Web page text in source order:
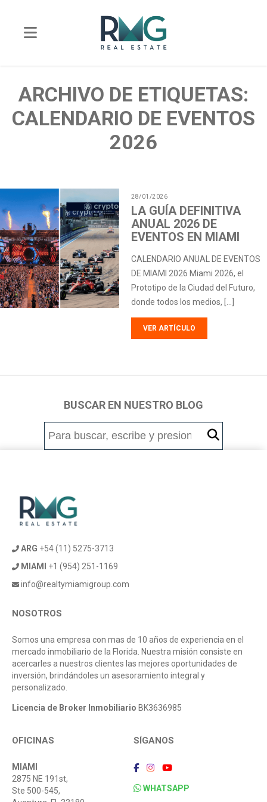
ARCHIVO DE ETIQUETAS:
CALENDARIO DE EVENTOS
2026
28/01/2026
LA GUÍA DEFINITIVA
ANUAL 2026 DE
EVENTOS EN MIAMI
CALENDARIO ANUAL DE EVENTOS
DE MIAMI 2026 Miami 2026, el
Prototipo de la Ciudad del Futuro,
donde todos los medios, […]
VER ARTÍCULO
BUSCAR EN NUESTRO BLOG
ARG +54 (11) 5275-3713
MIAMI
+1 (954) 251-1169
info@realtymiamigroup.com
NOSOTROS
Somos una empresa con mas de 10 años de experiencia en el
mercado inmobiliario de la Florida. Nuestra misión consiste en
acercarles a nuestros clientes las mejores oportunidades de
inversión, brindándoles un asesoramiento integral y
personalizado.
Licencia de Broker Inmobiliario BK3636985
OFICINAS
MIAMI
2875 NE 191st,
Ste 500-545,
SÍGANOS
WHATSAPP